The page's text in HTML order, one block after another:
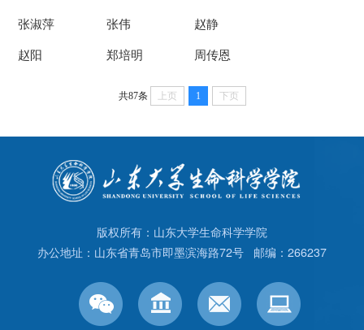
张淑萍
张伟
赵静
赵阳
郑培明 周传恩
共87条 上页 1 下页
版权所有：山东大学生命科学学院
办公地址：山东省青岛市即墨滨海路72号 邮编：266237